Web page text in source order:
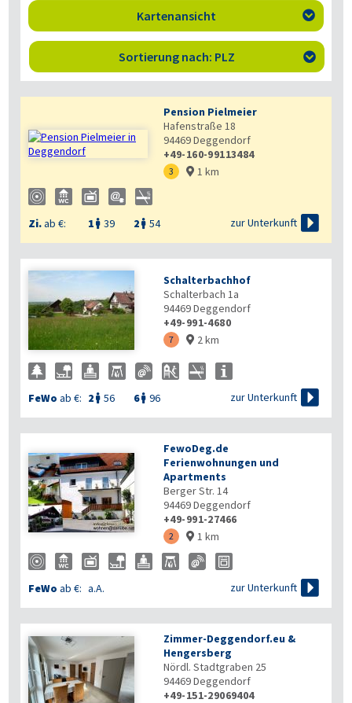
Kartenansicht 
Sortierung nach: PLZ 
Pension Pielmeier
Hafenstraße 18
94469Deggendorf
+49-160-99113484
3  1 km
Zi.ab €: 1  39 2  54 zur Unterkunft 
Schalterbachhof
Schalterbach 1a
94469Deggendorf
+49-991-4680
7  2 km
FeWo ab €: 2  56 6 96 zur Unterkunft 
FewoDeg.de
Ferienwohnungen und
Apartments
Berger Str. 14
94469Deggendorf
+49-991-27466
2  1 km
FeWo ab €: a.A. zur Unterkunft 
Zimmer-Deggendorf.eu &
Hengersberg
Nördl. Stadtgraben 25
94469Deggendorf
+49-151-29069404